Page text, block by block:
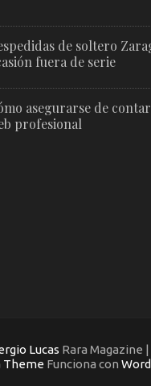
de soltero
fuera de serie
asegurarse de
profesional
Lucas Rara Magazine
Theme Funciona con